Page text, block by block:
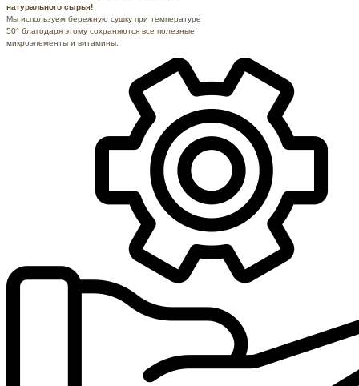
натурального сырья!
Мы используем бережную сушку при температуре
50° благодаря этому сохраняются все полезные
микроэлементы и витамины.